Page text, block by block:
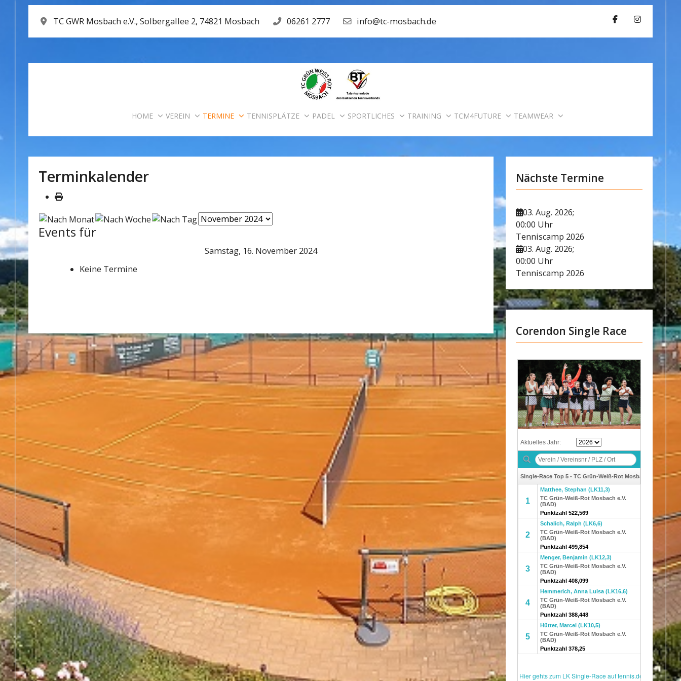
TC GWR Mosbach e.V., Solbergallee 2, 74821 Mosbach 06261 2777 info@tc-mosbach.de
HOME VEREIN TERMINE TENNISPLÄTZE PADEL SPORTLICHES TRAINING TCM4FUTURE TEAMWEAR
Terminkalender
Events für
Samstag, 16. November 2024
Keine Termine
Nächste Termine
03. Aug. 2026;
00:00 Uhr
Tenniscamp 2026
03. Aug. 2026;
00:00 Uhr
Tenniscamp 2026
Corendon Single Race